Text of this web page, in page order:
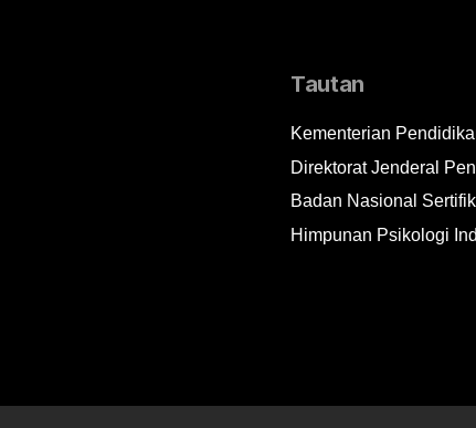
Tautan
Kementerian
Direktorat Jenderal
Badan Nasional
Himpunan Psikologi